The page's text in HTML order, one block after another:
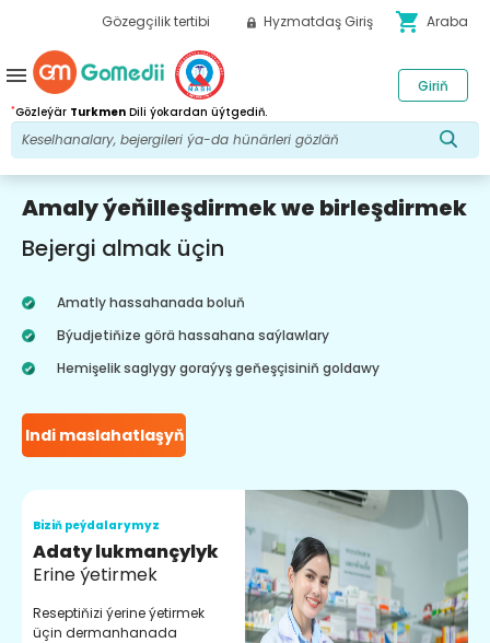
Gözegçilik tertibi Hyzmatdaş Giriş shopping_cart Araba
*Gözleýär Turkmen Dili ýokardan üýtgediň.
Giriň
menu
Amaly ýeňilleşdirmek we birleşdirmek
Bejergi almak üçin
Amatly hassahanada boluň
Býudjetiňize görä hassahana saýlawlary
Hemişelik saglygy goraýyş geňeşçisiniň goldawy
Indi maslahatlaşyň
Biziň peýdalarymyz
Adaty lukmançylyk
Erine ýetirmek
Reseptiňizi ýerine ýetirmek
üçin dermanhanada